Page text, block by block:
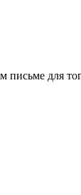
письме для